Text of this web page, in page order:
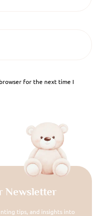
for the next time I
Newsletter
tips, and insights into